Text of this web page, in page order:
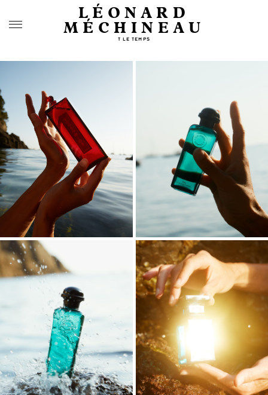
LÉONARD
MÉCHINEAU
T LE TEMPS